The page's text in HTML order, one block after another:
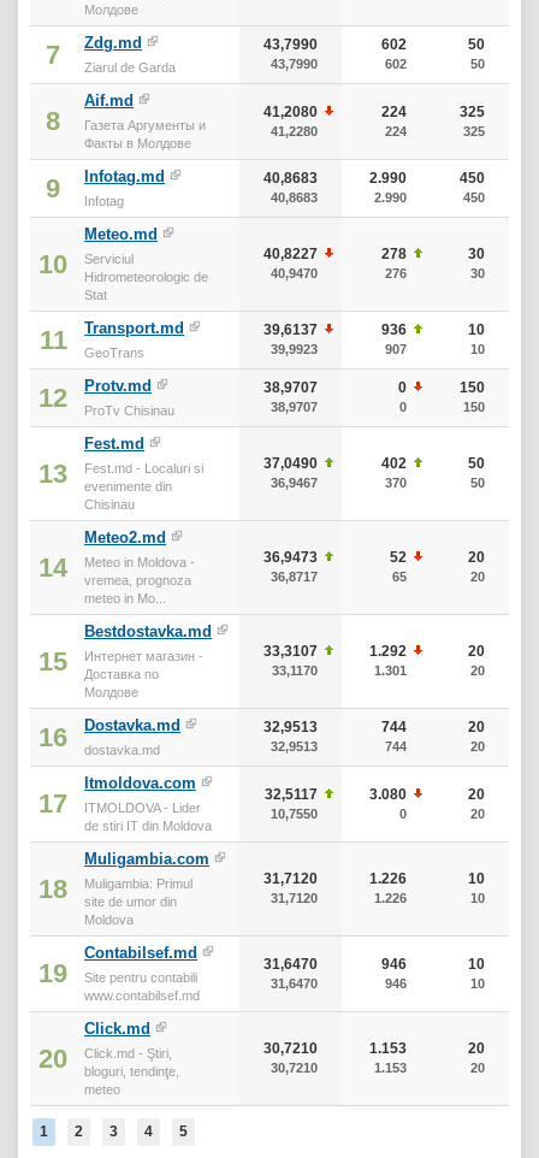
Молдове
7 Zdg.md
Ziarul de Garda
43,7990
43,7990
602
602
50
50
8
Aif.md
Газета Аргументы и
Факты в Молдове
41,2080
41,2280
224
224
325
325
9 Infotag.md
Infotag
40,8683
40,8683
2.990
2.990
450
450
10
Meteo.md
Serviciul
Hidrometeorologic de
Stat
40,8227
40,9470
278
276
30
30
11 Transport.md
GeoTrans
39,6137
39,9923
936
907
10
10
12 Protv.md
ProTv Chisinau
38,9707
38,9707
0
0
150
150
13
Fest.md
Fest.md - Localuri si
evenimente din
Chisinau
37,0490
36,9467
402
370
50
50
14
Meteo2.md
Meteo in Moldova -
vremea, prognoza
meteo in Mo...
36,9473
36,8717
52
65
20
20
15
Bestdostavka.md
Интернет магазин -
Доставка по
Молдове
33,3107
33,1170
1.292
1.301
20
20
16 Dostavka.md
dostavka.md
32,9513
32,9513
744
744
20
20
17
Itmoldova.com
ITMOLDOVA - Lider
de stiri IT din Moldova
32,5117
10,7550
3.080
0
20
20
18
Muligambia.com
Muligambia: Primul
site de umor din
Moldova
31,7120
31,7120
1.226
1.226
10
10
19
Contabilsef.md
Site pentru contabili
www.contabilsef.md
31,6470
31,6470
946
946
10
10
20
Click.md
Click.md - Ştiri,
bloguri, tendinţe,
meteo
30,7210
30,7210
1.153
1.153
20
20
1 2 3 4 5